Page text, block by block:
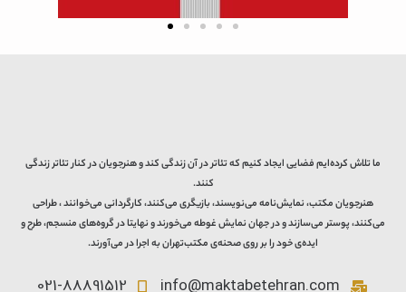
ما تلاش کرده‌ایم فضایی ایجاد کنیم که تئاتر در آن زندگی کند و هنرجویان در کنار تئاتر زندگی
کنند.
هنرجویان مکتب، نمایش‌نامه می‌نویسند، بازیگری می‌کنند، کارگردانی می‌خوانند ، طراحی
می‌کنند، پوستر می‌سازند و در جهان نمایش غوطه می‌خورند و نهایتا در گروه‌های منسجم، طرح و
ایده‌ی خود را بر روی صحنه‌ی مکتب‌تهران به اجرا در می‌آورند.
info@maktabetehran.com
021-88891512